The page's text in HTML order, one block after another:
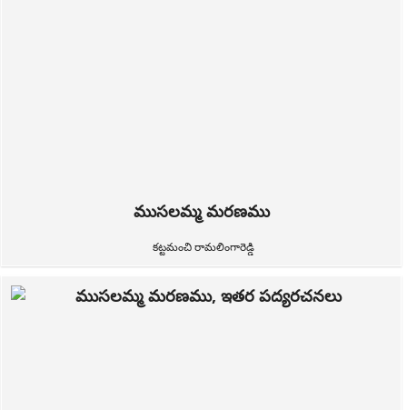
ముసలమ్మ మరణము
కట్టమంచి రామలింగారెడ్డి